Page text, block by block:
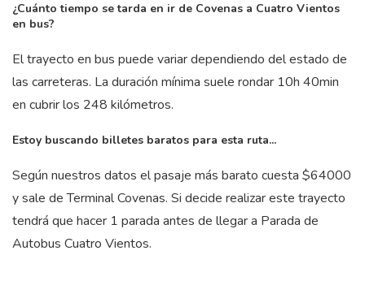
¿Cuánto tiempo se tarda en ir de Covenas a Cuatro Vientos
en bus?
El trayecto en bus puede variar dependiendo del estado de
las carreteras. La duración mínima suele rondar 10h 40min
en cubrir los 248 kilómetros.
Estoy buscando billetes baratos para esta ruta...
Según nuestros datos el pasaje más barato cuesta $64000
y sale de Terminal Covenas. Si decide realizar este trayecto
tendrá que hacer 1 parada antes de llegar a Parada de
Autobus Cuatro Vientos.